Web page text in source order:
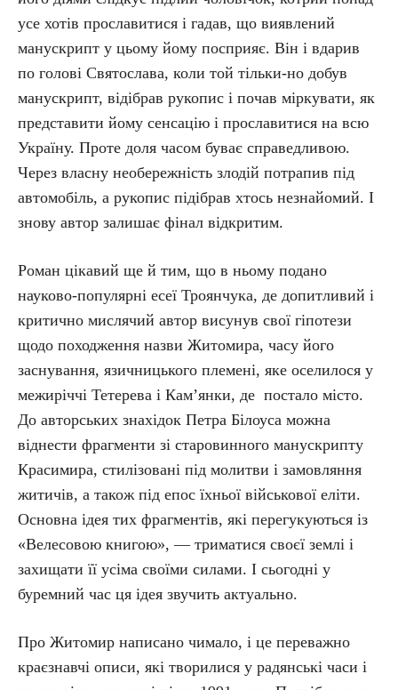
усе хотів прославитися і гадав, що виявлений
манускрипт у цьому йому посприяє. Він і вдарив
по голові Святослава, коли той тільки-но добув
манускрипт, відібрав рукопис і почав міркувати, як
представити йому сенсацію і прославитися на всю
Україну. Проте доля часом буває справедливою.
Через власну необережність злодій потрапив під
автомобіль, а рукопис підібрав хтось незнайомий. І
знову автор залишає фінал відкритим.
Роман цікавий ще й тим, що в ньому подано
науково-популярні есеї Троянчука, де допитливий і
критично мислячий автор висунув свої гіпотези
щодо походження назви Житомира, часу його
заснування, язичницького племені, яке оселилося у
межиріччі Тетерева і Кам’янки, де постало місто.
До авторських знахідок Петра Білоуса можна
віднести фрагменти зі старовинного манускрипту
Красимира, стилізовані під молитви і замовляння
житичів, а також під епос їхньої військової еліти.
Основна ідея тих фрагментів, які перегукуються із
«Велесовою книгою», — триматися своєї землі і
захищати її усіма своїми силами. І сьогодні у
буремний час ця ідея звучить актуально.
Про Житомир написано чимало, і це переважно
краєзнавчі описи, які творилися у радянські часи і